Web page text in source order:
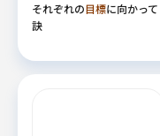
それぞれの目標に向かって
訣